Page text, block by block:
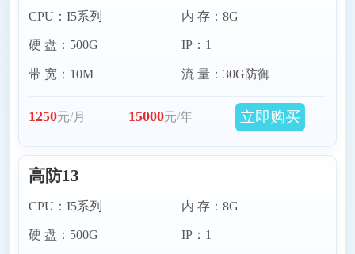
CPU：I5系列
硬 盘：500G
带 宽：10M
内 存：8G
IP：1
流 量：30G防御
1250元/月 15000元/年 立即购买
高防13
CPU：I5系列
硬 盘：500G
内 存：8G
IP：1